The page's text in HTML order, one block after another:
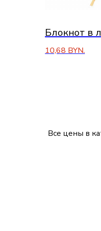
Блокнот в
10,68 BYN.
Все цены в